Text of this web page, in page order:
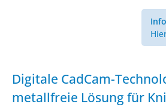
Digitale CadCam-
metallfreie Lösung für